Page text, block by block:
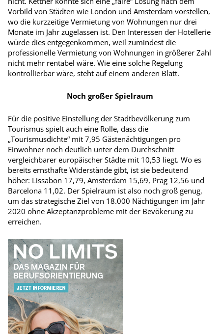
Vorbild von Städten wie London und Amsterdam vorstellen,
wo die kurzzeitige Vermietung von Wohnungen nur drei
Monate im Jahr zugelassen ist. Den Interessen der Hotellerie
würde dies entgegenkommen, weil zumindest die
professionelle Vermietung von Wohnungen in größerer Zahl
nicht mehr rentabel wäre. Wie eine solche Regelung
kontrollierbar wäre, steht auf einem anderen Blatt.
Noch großer Spielraum
Für die positive Einstellung der Stadtbevölkerung zum
Tourismus spielt auch eine Rolle, dass die
„Tourismusdichte“ mit 7,95 Gästenächtigungen pro
Einwohner noch deutlich unter dem Durchschnitt
vergleichbarer europäischer Städte mit 10,53 liegt. Wo es
bereits ernsthafte Widerstände gibt, ist sie bedeutend
höher: Lissabon 17,79, Amsterdam 15,69, Prag 12,56 und
Barcelona 11,02. Der Spielraum ist also noch groß genug,
um das strategische Ziel von 18.000 Nächtigungen im Jahr
2020 ohne Akzeptanzprobleme mit der Bevökerung zu
erreichen.